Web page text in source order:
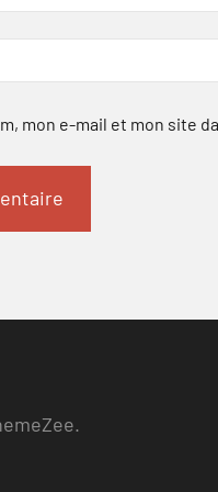
mon e-mail et mon site